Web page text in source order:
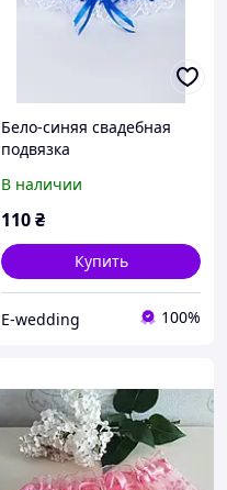
Бело-синяя свадебная
подвязка
В наличии
110₴
Купить
E-wedding 100%